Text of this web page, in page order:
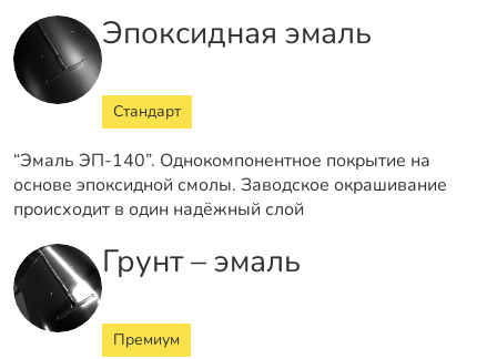
Эпоксидная эмаль
Стандарт
“Эмаль ЭП-140”. Однокомпонентное покрытие на
основе эпоксидной смолы. Заводское окрашивание
происходит в один надёжный слой
Грунт – эмаль
Премиум